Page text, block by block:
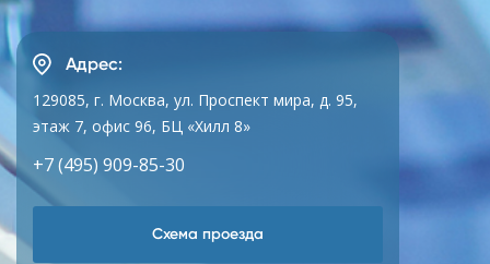
Адрес:
129085, г. Москва, ул. Проспект мира, д. 95,
этаж 7, офис 96, БЦ «Хилл 8»
+7 (495) 909-85-30
Схема проезда